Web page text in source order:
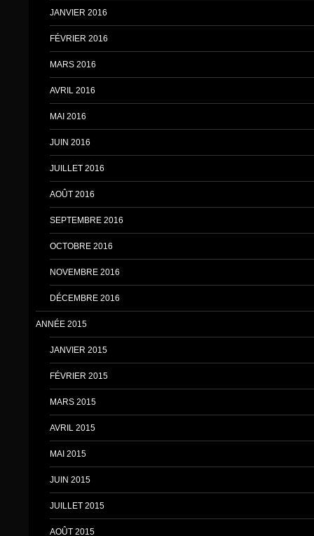
JANVIER 2016
FÉVRIER 2016
MARS 2016
AVRIL 2016
MAI 2016
JUIN 2016
JUILLET 2016
AOÛT 2016
SEPTEMBRE 2016
OCTOBRE 2016
NOVEMBRE 2016
DÉCEMBRE 2016
ANNÉE 2015
JANVIER 2015
FÉVRIER 2015
MARS 2015
AVRIL 2015
MAI 2015
JUIN 2015
JUILLET 2015
AOÛT 2015